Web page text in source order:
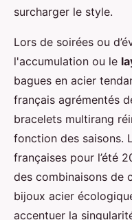
surcharger le style.
Lors de soirées ou
l'accumulation ou le
bagues en acier
français agrémentés
bracelets multirang
fonction des saisons.
françaises pour l’été
des combinaisons de
bijoux acier
accentuer la